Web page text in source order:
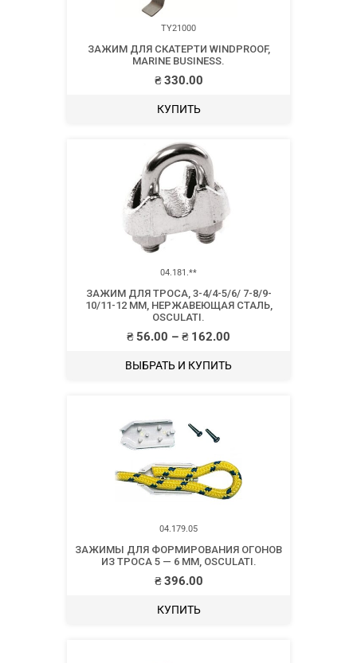
TY21000
ЗАЖИМ ДЛЯ СКАТЕРТИ WINDPROOF,
MARINE BUSINESS.
₴330.00
КУПИТЬ
04.181.**
ЗАЖИМ ДЛЯ ТРОСА, 3-4/4-5/6/ 7-8/9-
10/11-12 ММ, НЕРЖАВЕЮЩАЯ СТАЛЬ,
OSCULATI.
₴56.00 – ₴162.00
ВЫБРАТЬ И КУПИТЬ
04.179.05
ЗАЖИМЫ ДЛЯ ФОРМИРОВАНИЯ ОГОНОВ
ИЗ ТРОСА 5 — 6 ММ, OSCULATI.
₴396.00
КУПИТЬ